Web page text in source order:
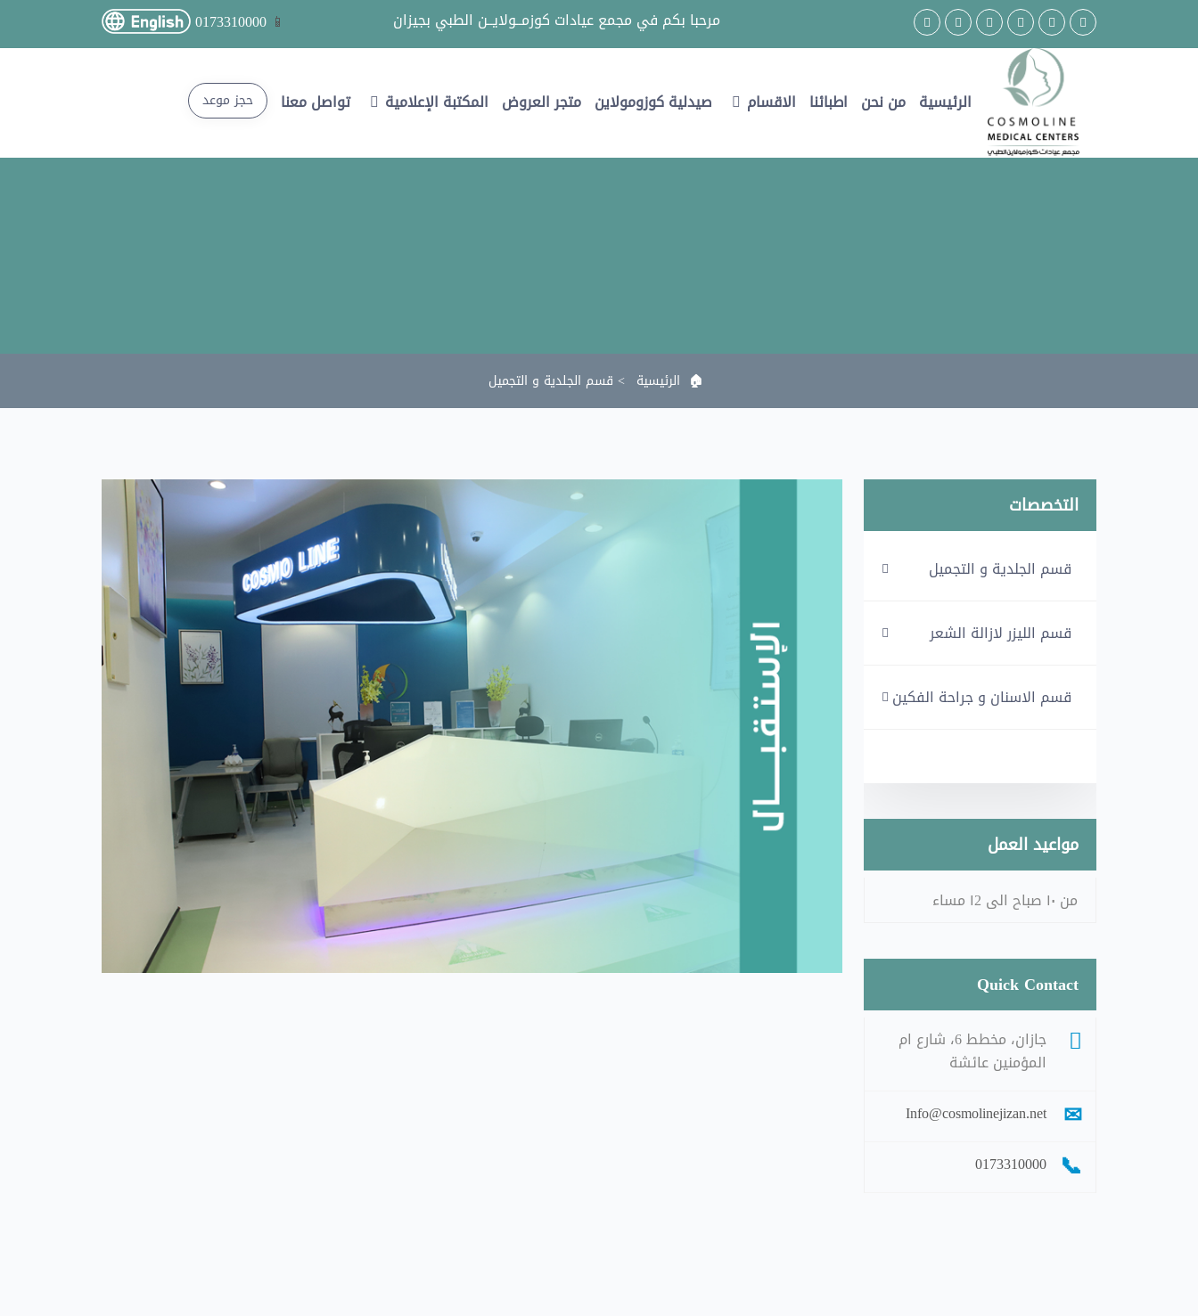
مرحبا بكم في مجمع عيادات كوزمــولايــن الطبي بجيزان
الرئيسية من نحن اطبائنا الاقسام صيدلية كوزومولاين متجر العروض المكتبة الإعلامية تواصل معنا حجز موعد
الرئيسية > قسم الجلدية و التجميل
التخصصات
قسم الجلدية و التجميل
قسم الليزر لازالة الشعر
قسم الاسنان و جراحة الفكين
مواعيد العمل
من ١٠ صباح الى ١2 مساء
Quick Contact
جازان، مخطط 6، شارع ام
المؤمنين عائشة
Info@cosmolinejizan.net
0173310000